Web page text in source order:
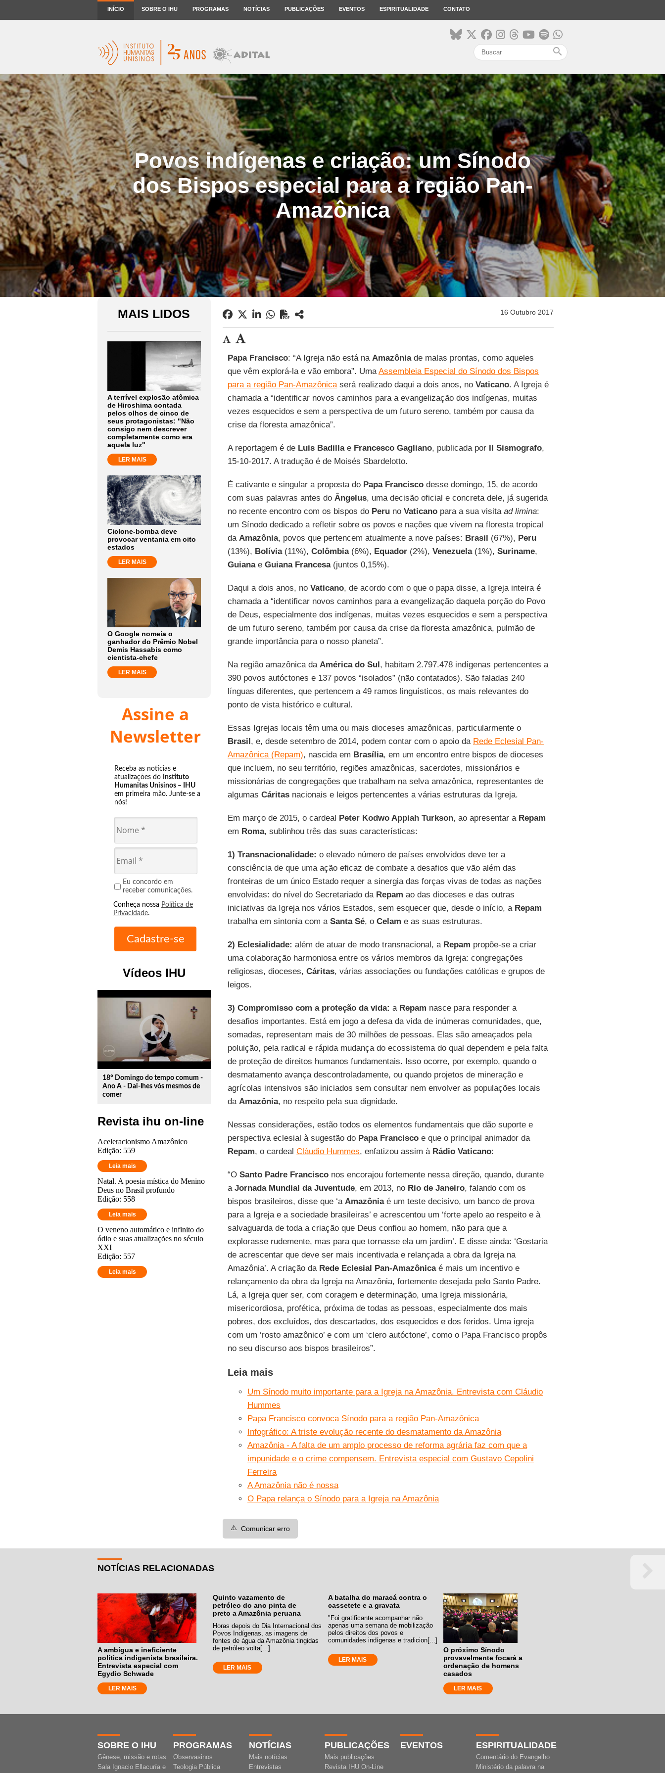
INÍCIO SOBRE O IHU PROGRAMAS NOTÍCIAS PUBLICAÇÕES EVENTOS ESPIRITUALIDADE CONTATO
search
Povos indígenas e criação: um Sínodo
dos Bispos especial para a região Pan-
Amazônica
MAIS LIDOS
A terrível explosão atômica
de Hiroshima contada
pelos olhos de cinco de
seus protagonistas: "Não
consigo nem descrever
completamente como era
aquela luz"
LER MAIS
Ciclone-bomba deve
provocar ventania em oito
estados
LER MAIS
O Google nomeia o
ganhador do Prêmio Nobel
Demis Hassabis como
cientista-chefe
LER MAIS
Assine a
Newsletter
Receba as notícias e
atualizações do Instituto
Humanitas Unisinos – IHU
em primeira mão. Junte-se a
nós!
Eu concordo em
receber comunicações.
Conheça nossa Política de
Privacidade.
Vídeos IHU
play_circle_outline
18º Domingo do tempo comum -
Ano A - Dai-lhes vós mesmos de
comer
Revista ihu on-line
Aceleracionismo Amazônico
Edição: 559
Leia mais
Natal. A poesia mística do Menino
Deus no Brasil profundo
Edição: 558
Leia mais
O veneno automático e infinito do
ódio e suas atualizações no século
XXI
Edição: 557
Leia mais
16 Outubro 2017
Papa Francisco: “A Igreja não está na Amazôniade malas prontas, como aqueles
que vêm explorá-la e vão embora”. UmaAssembleia Especial do Sínodo dos Bispos
para a região Pan-Amazônicaserá realizado daqui a dois anos, no Vaticano. A Igreja é
chamada a “identificar novos caminhos para a evangelização dos indígenas, muitas
vezes esquecidos e sem a perspectiva de um futuro sereno, também por causa da
crise da floresta amazônica”.
A reportagem é de Luis Badillae Francesco Gagliano, publicada por Il Sismografo,
15-10-2017. A tradução é de Moisés Sbardelotto.
É cativante e singular a proposta do Papa Franciscodesse domingo, 15, de acordo
com suas palavras antes do Ângelus, uma decisão oficial e concreta dele, já sugerida
no recente encontro com os bispos do Peruno Vaticanopara a sua visita ad limina:
um Sínodo dedicado a refletir sobre os povos e nações que vivem na floresta tropical
da Amazônia, povos que pertencem atualmente a nove países: Brasil (67%), Peru
(13%), Bolívia(11%), Colômbia(6%), Equador(2%), Venezuela(1%), Suriname,
Guianae Guiana Francesa(juntos 0,15%).
Daqui a dois anos, no Vaticano, de acordo com o que o papa disse, a Igreja inteira é
chamada a “identificar novos caminhos para a evangelização daquela porção do Povo
de Deus, especialmente dos indígenas, muitas vezes esquecidos e sem a perspectiva
de um futuro sereno, também por causa da crise da floresta amazônica, pulmão de
grande importância para o nosso planeta”.
Na região amazônica da América do Sul, habitam 2.797.478 indígenas pertencentes a
390 povos autóctones e 137 povos “isolados” (não contatados). São faladas 240
línguas diferentes, que pertencem a 49 ramos linguísticos, os mais relevantes do
ponto de vista histórico e cultural.
Essas Igrejas locais têm uma ou mais dioceses amazônicas, particularmente o
Brasil, e, desde setembro de 2014, podem contar com o apoio da Rede Eclesial Pan-
Amazônica (Repam), nascida em Brasília, em um encontro entre bispos de dioceses
que incluem, no seu território, regiões amazônicas, sacerdotes, missionários e
missionárias de congregações que trabalham na selva amazônica, representantes de
algumas Cáritasnacionais e leigos pertencentes a várias estruturas da Igreja.
Em março de 2015, o cardeal Peter Kodwo Appiah Turkson, ao apresentar a Repam
em Roma, sublinhou três das suas características:
1) Transnacionalidade: o elevado número de países envolvidos deve ter a
consciência de que uma ação eficaz de combate a desafios que vão além das
fronteiras de um único Estado requer a sinergia das forças vivas de todas as nações
envolvidas: do nível do Secretariado da Repam ao das dioceses e das outras
iniciativas da Igreja nos vários Estados, sem esquecer que, desde o início, a Repam
trabalha em sintonia com a Santa Sé, o Celam e as suas estruturas.
2) Eclesialidade: além de atuar de modo transnacional, a Repam propõe-se a criar
uma colaboração harmoniosa entre os vários membros da Igreja: congregações
religiosas, dioceses, Cáritas, várias associações ou fundações católicas e grupos de
leigos.
3) Compromisso com a proteção da vida: a Repam nasce para responder a
desafios importantes. Está em jogo a defesa da vida de inúmeras comunidades, que,
somadas, representam mais de 30 milhões de pessoas. Elas são ameaçados pela
poluição, pela radical e rápida mudança do ecossistema do qual dependem e pela falta
de proteção de direitos humanos fundamentais. Isso ocorre, por exemplo, quando o
desmatamento avança descontroladamente, ou quando projetos de mineração e
agrícolas intensivos são iniciados sem consultar nem envolver as populações locais
da Amazônia, no respeito pela sua dignidade.
Nessas considerações, estão todos os elementos fundamentais que dão suporte e
perspectiva eclesial à sugestão do Papa Franciscoe que o principal animador da
Repam, o cardeal Cláudio Hummes, enfatizou assim à Rádio Vaticano:
“O Santo Padre Francisconos encorajou fortemente nessa direção, quando, durante
a Jornada Mundial da Juventude, em 2013, noRio de Janeiro, falando com os
bispos brasileiros, disse que ‘a Amazôniaé um teste decisivo, um banco de prova
para a Igreja e a sociedade brasileiras’ e acrescentou um ‘forte apelo ao respeito e à
salvaguarda de toda a criação que Deus confiou ao homem, não para que a
explorasse rudemente, mas para que tornasse ela um jardim’. E disse ainda: ‘Gostaria
de acrescentar que deve ser mais incentivada e relançada a obra da Igreja na
Amazônia’. A criação da Rede Eclesial Pan-Amazônicaé mais um incentivo e
relançamento da obra da Igreja na Amazônia, fortemente desejada pelo Santo Padre.
Lá, a Igreja quer ser, com coragem e determinação, uma Igreja missionária,
misericordiosa, profética, próxima de todas as pessoas, especialmente dos mais
pobres, dos excluídos, dos descartados, dos esquecidos e dos feridos. Uma igreja
com um ‘rosto amazônico’ e com um ‘clero autóctone’, como o Papa Francisco propôs
no seu discurso aos bispos brasileiros”.
Leia mais
Um Sínodo muito importante para a Igreja na Amazônia. Entrevista com Cláudio
Hummes
Papa Francisco convoca Sínodo para a região Pan-Amazônica
Infográfico: A triste evolução recente do desmatamento da Amazônia
Amazônia - A falta de um amplo processo de reforma agrária faz com que a
impunidade e o crime compensem. Entrevista especial com Gustavo Cepolini
Ferreira
A Amazônia não é nossa
O Papa relança o Sínodo para a Igreja na Amazônia
⚠️ Comunicar erro
NOTÍCIAS RELACIONADAS
A ambígua e ineficiente
política indigenista brasileira.
Entrevista especial com
Egydio Schwade
LER MAIS
Quinto vazamento de
petróleo do ano pinta de
preto a Amazônia peruana
Horas depois do Dia Internacional dos
Povos Indígenas, as imagens de
fontes de água da Amazônia tingidas
de petróleo volta[...]
LER MAIS
A batalha do maracá contra o
cassetete e a gravata
"Foi gratificante acompanhar não
apenas uma semana de mobilização
pelos direitos dos povos e
comunidades indígenas e tradicion[...]
LER MAIS
O próximo Sínodo
provavelmente focará a
ordenação de homens
casados
LER MAIS
SOBRE O IHU
Gênese, missão e rotas
Sala Ignacio Ellacuría e
PROGRAMAS
Observasinos
Teologia Pública
NOTÍCIAS
Mais notícias
Entrevistas
PUBLICAÇÕES
Mais publicações
Revista IHU On-Line
EVENTOS ESPIRITUALIDADE
Comentário do Evangelho
Ministério da palavra na